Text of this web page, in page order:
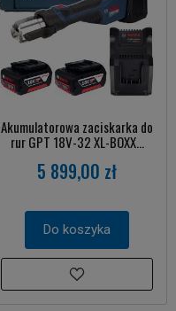
Akumulatorowa zaciskarka do
rur GPT 18V-32 XL-BOXX...
5 899,00 zł
Do koszyka